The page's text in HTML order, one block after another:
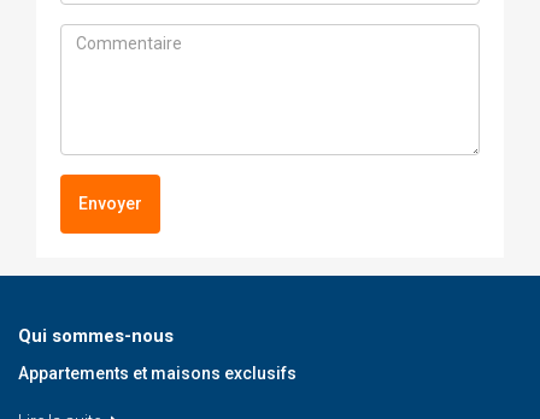
Envoyer
Qui sommes-nous
Appartements et maisons exclusifs